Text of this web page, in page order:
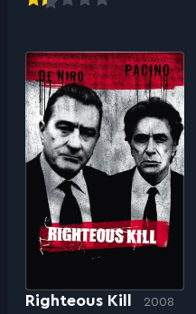
Righteous Kill 2008